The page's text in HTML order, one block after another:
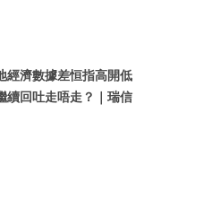
經濟數據差恒指高開低
續回吐走唔走？｜瑞信